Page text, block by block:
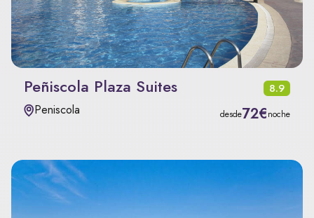
Peñiscola Plaza Suites 8.9
Peniscola desde72€noche